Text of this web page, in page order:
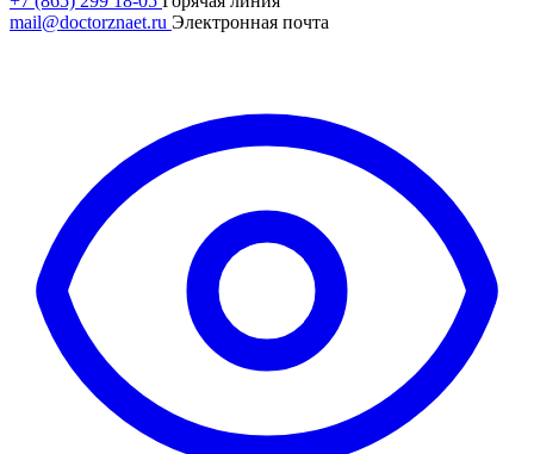
mail@doctorznaet.ru Электронная почта